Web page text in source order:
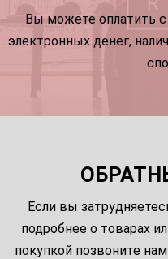
Вы можете оплатить
электронных денег,
Если вы
подробнее о товарах
покупкой позвоните